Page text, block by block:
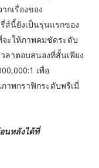
กเรื่องของ
ส์นี้ยังเป็นรุ่นแรกของ
จะให้ภาพคมชัดระดับ
ลาตอบสนองที่สั้นเพียง
เพื่อ
าพกราฟิกระดับพรีเมี่
นหลังได้ที่